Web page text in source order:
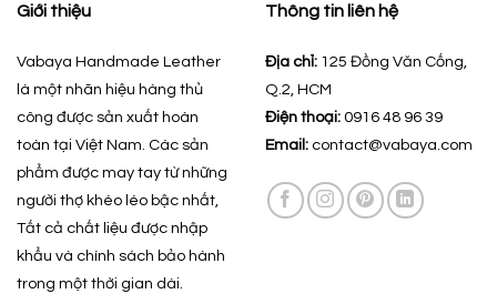
Giới thiệu
Vabaya Handmade Leather
là một nhãn hiệu hàng thủ
công được sản xuất hoàn
toàn tại Việt Nam. Các sản
phẩm được may tay từ những
người thợ khéo léo bậc nhất,
Tất cả chất liệu được nhập
khẩu và chính sách bảo hành
trong một thời gian dài.
Thông tin liên hệ
Địa chỉ: 125 Đồng Văn Cống,
Q.2, HCM
Điện thoại: 0916 48 96 39
Email: contact@vabaya.com